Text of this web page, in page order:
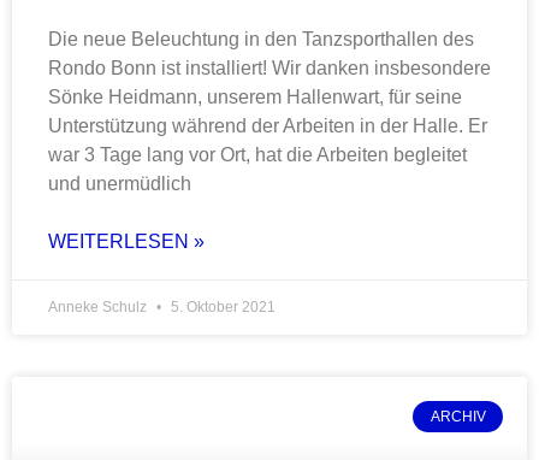
Die neue Beleuchtung in den Tanzsporthallen des
Rondo Bonn ist installiert! Wir danken insbesondere
Sönke Heidmann, unserem Hallenwart, für seine
Unterstützung während der Arbeiten in der Halle. Er
war 3 Tage lang vor Ort, hat die Arbeiten begleitet
und unermüdlich
WEITERLESEN »
Anneke Schulz 5. Oktober 2021
ARCHIV